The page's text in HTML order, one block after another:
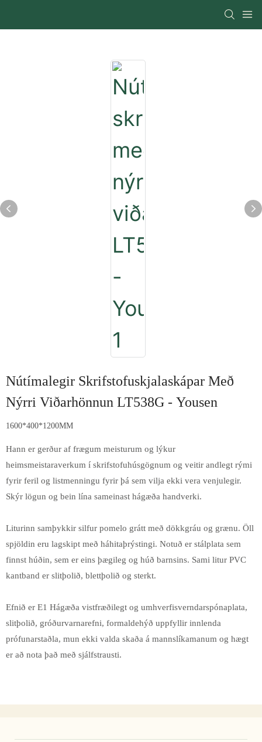
Nútímalegir Skrifstofuskjalaskápar Með
Nýrri Viðarhönnun LT538G - Yousen
1600*400*1200MM
Hann er gerður af frægum meisturum og lýkur
heimsmeistaraverkum í skrifstofuhúsgögnum og veitir andlegt rými
fyrir feril og listmenningu fyrir þá sem vilja ekki vera venjulegir.
Skýr lögun og bein lína sameinast hágæða handverki.
Liturinn samþykkir silfur pomelo grátt með dökkgráu og grænu. Öll
spjöldin eru lagskipt með háhitaþrýstingi. Notuð er stálplata sem
finnst húðin, sem er eins þægileg og húð barnsins. Sami litur PVC
kantband er slitþolið, blettþolið og sterkt.
Efnið er E1 Hágæða vistfræðilegt og umhverfisverndarspónaplata,
slitþolið, gróðurvarnarefni, formaldehýð uppfyllir innlenda
prófunarstaðla, mun ekki valda skaða á mannslíkamanum og hægt
er að nota það með sjálfstrausti.